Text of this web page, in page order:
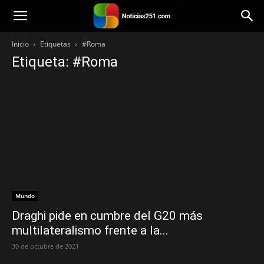
Noticias251
Inicio Etiquetas #Roma
Etiqueta: #Roma
Mundo
Draghi pide en cumbre del G20 más
multilateralismo frente a la...
30 de octubre de 2021